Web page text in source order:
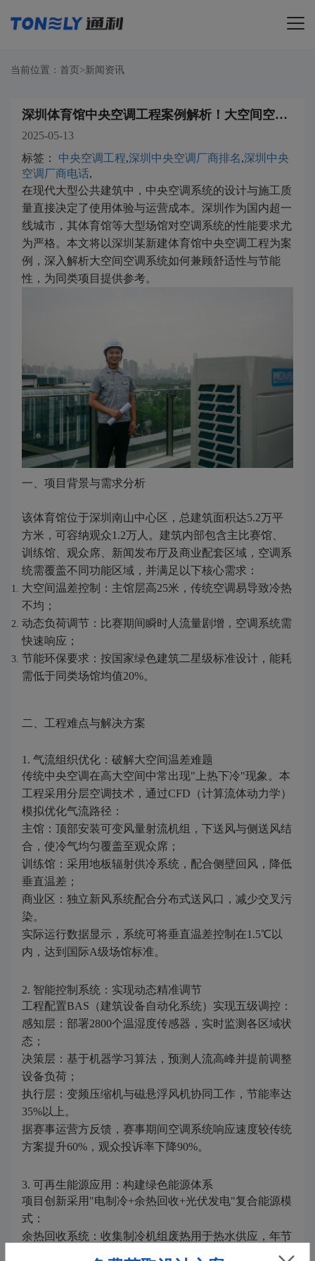
当前位置： 首页 >新闻资讯
深圳体育馆中央空调工程案例解析！大空间空调如何做到舒适节能？​
2025-05-13
标签：
中央空调工程,深圳中央空调厂商排名,深圳中央
空调厂商电话,
在现代大型公共建筑中，中央空调系统的设计与施工质
量直接决定了使用体验与运营成本。深圳作为国内超一
线城市，其体育馆等大型场馆对空调系统的性能要求尤
为严格。本文将以深圳某新建体育馆中央空调工程为案
例，深入解析大空间空调系统如何兼顾舒适性与节能
性，为同类项目提供参考。
一、项目背景与需求分析
该体育馆位于深圳南山中心区，总建筑面积达5.2万平
方米，可容纳观众1.2万人。建筑内部包含主比赛馆、
训练馆、观众席、新闻发布厅及商业配套区域，空调系
统需覆盖不同功能区域，并满足以下核心需求：
大空间温差控制：主馆层高25米，传统空调易导致冷热
不均；
动态负荷调节：比赛期间瞬时人流量剧增，空调系统需
快速响应；
节能环保要求：按国家绿色建筑二星级标准设计，能耗
需低于同类场馆均值20%。
二、工程难点与解决方案
1. 气流组织优化：破解大空间温差难题
传统中央空调在高大空间中常出现"上热下冷"现象。本
工程采用分层空调技术，通过CFD（计算流体动力学）
模拟优化气流路径：
主馆：顶部安装可变风量射流机组，下送风与侧送风结
合，使冷气均匀覆盖至观众席；
训练馆：采用地板辐射供冷系统，配合侧壁回风，降低
垂直温差；
商业区：独立新风系统配合分布式送风口，减少交叉污
染。
实际运行数据显示，系统可将垂直温差控制在1.5℃以
内，达到国际A级场馆标准。
2. 智能控制系统：实现动态精准调节
工程配置BAS（建筑设备自动化系统）实现五级调控：
感知层：部署2800个温湿度传感器，实时监测各区域状
态；
决策层：基于机器学习算法，预测人流高峰并提前调整
设备负荷；
执行层：变频压缩机与磁悬浮风机协同工作，节能率达
35%以上。
据赛事运营方反馈，赛事期间空调系统响应速度较传统
方案提升60%，观众投诉率下降90%。
3. 可再生能源应用：构建绿色能源体系
项目创新采用"电制冷+余热回收+光伏发电"复合能源模
式：
余热回收系统：收集制冷机组废热用于热水供应，年节